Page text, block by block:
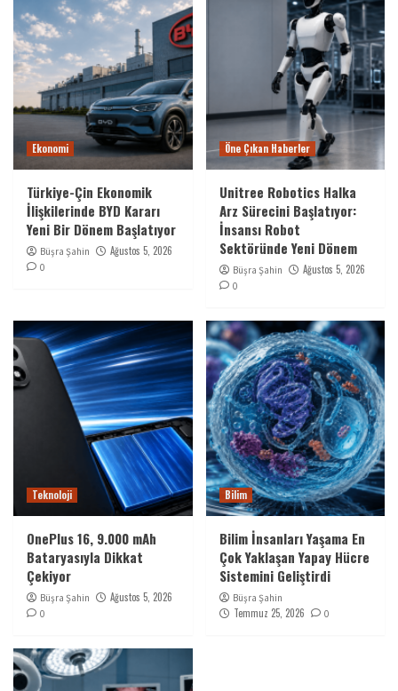
Ekonomi
Türkiye-Çin Ekonomik
İlişkilerinde BYD Kararı
Yeni Bir Dönem Başlatıyor
Büşra Şahin Ağustos 5, 2026
0
Öne Çıkan Haberler
Unitree Robotics Halka
Arz Sürecini Başlatıyor:
İnsansı Robot
Sektöründe Yeni Dönem
Büşra Şahin Ağustos 5, 2026
0
Teknoloji
OnePlus 16, 9.000 mAh
Bataryasıyla Dikkat
Çekiyor
Büşra Şahin Ağustos 5, 2026
0
Bilim
Bilim İnsanları Yaşama En
Çok Yaklaşan Yapay Hücre
Sistemini Geliştirdi
Büşra Şahin
Temmuz 25, 2026 0